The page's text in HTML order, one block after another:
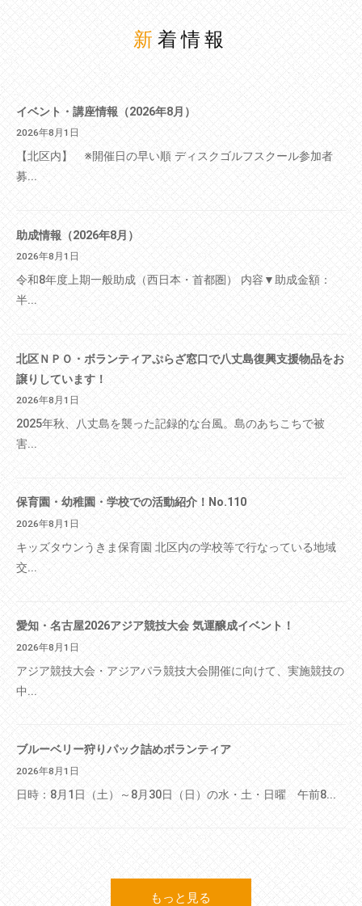
新着情報
イベント・講座情報（2026年8月）
2026年8月1日
【北区内】 ※開催日の早い順 ディスクゴルフスクール参加者
募...
助成情報（2026年8月）
2026年8月1日
令和8年度上期一般助成（西日本・首都圏） 内容▼助成金額：
半...
北区ＮＰＯ・ボランティアぷらざ窓口で八丈島復興支援物品をお
譲りしています！
2026年8月1日
2025年秋、八丈島を襲った記録的な台風。島のあちこちで被
害...
保育園・幼稚園・学校での活動紹介！No.110
2026年8月1日
キッズタウンうきま保育園 北区内の学校等で行なっている地域
交...
愛知・名古屋2026アジア競技大会 気運醸成イベント！
2026年8月1日
アジア競技大会・アジアパラ競技大会開催に向けて、実施競技の
中...
ブルーベリー狩りパック詰めボランティア
2026年8月1日
日時：8月1日（土）～8月30日（日）の水・土・日曜 午前8...
もっと見る